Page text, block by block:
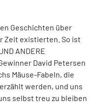
Geschichten über
Zeit existierten. So ist
ANDERE
David Petersen
Mäuse-Fabeln, die
werden, und uns
selbst treu zu bleiben